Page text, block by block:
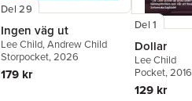
Del 29
Ingen väg ut
Lee Child,Andrew Child
Storpocket, 2026
179 kr
Del 1
Dollar
Lee Child
Pocket, 2016
129 kr